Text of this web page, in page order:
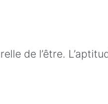
de l’être.